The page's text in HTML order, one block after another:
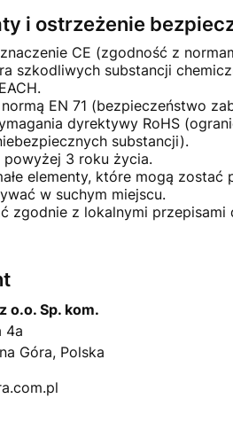
i ostrzeżenie
CE (zgodność z
szkodliwych substancji
EN 71 (bezpieczeństwo
dyrektywy RoHS
substancji).
powyżej 3 roku życia.
elementy, które mogą zostać
w suchym miejscu.
zgodnie z lokalnymi przepisami
o.o. Sp. kom.
4a
Góra, Polska